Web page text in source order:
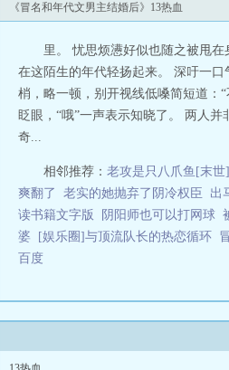
兢兢业业扮
劲，出差在
把身份还
呐，你到底
想到回程
应。赵秋红
说中，日
秋红在接到
颇有前途
角，她总忍
后
《冒名和年代文男主结婚后》13热血
里。 忧思烦懑好似也随之被甩
在这陌生的年代轻扬起来。 深吁一
梢，略一顿，别开视线低嗓简短道：
眨眼，“哦”一声表示知晓了。 两人
奇...
相邻推荐： 老攻是只八爪鱼[末世]
爽翻了
老实的她抛弃了阴冷权臣 出
读书籍文字版
阴阳师也可以打网球
婆
[娱乐圈]与顶流队长的热恋循环
百度